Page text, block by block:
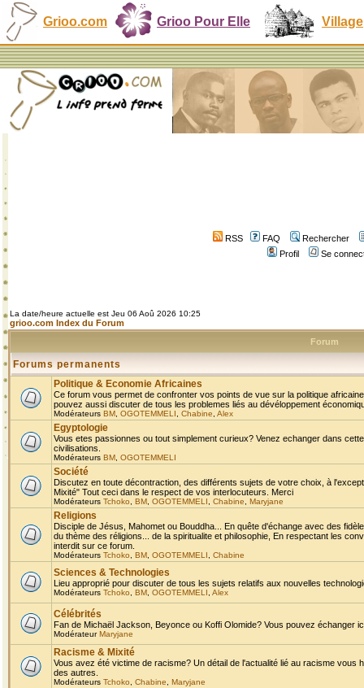
Grioo.com Grioo Pour Elle Village
RSS FAQ
Rechercher
Profil
Se
La date/heure actuelle est Jeu 06 Aoû 2026 10:25
grioo.com Index du Forum
Forum
Forums permanents
Politique & Economie Africaines
Ce forum vous permet de confronter vos points de vue sur la politique
pouvez aussi discuter de tous les problemes liés au dévéloppement
Modérateurs BM OGOTEMMELI Chabine Alex
Egyptologie
Vous etes passionnes ou tout simplement curieux? Venez echanger dans
civilisations.
Modérateurs BM OGOTEMMELI
Société
Discutez en toute décontraction, des différents sujets de votre choix, à
Mixité" Tout ceci dans le respect de vos interlocuteurs. Merci
Modérateurs Tchoko BM OGOTEMMELI Chabine Maryjane
Religions
Disciple de Jésus, Mahomet ou Bouddha... En quête d'échange avec des
du thème des réligions... de la spiritualite et philosophie, En respectant les
interdit sur ce forum.
Modérateurs Tchoko BM OGOTEMMELI Chabine
Sciences & Technologies
Lieu approprié pour discuter de tous les sujets relatifs aux nouvelles
Modérateurs Tchoko BM OGOTEMMELI Alex
Célébrités
Fan de Michaël Jackson, Beyonce ou Koffi Olomide? Vous pouvez échanger
ModérateurMaryjane
Racisme & Mixité
Vous avez été victime de racisme? Un détail de l'actualité lié au racisme
des autres.
Modérateurs Tchoko Chabine Maryjane